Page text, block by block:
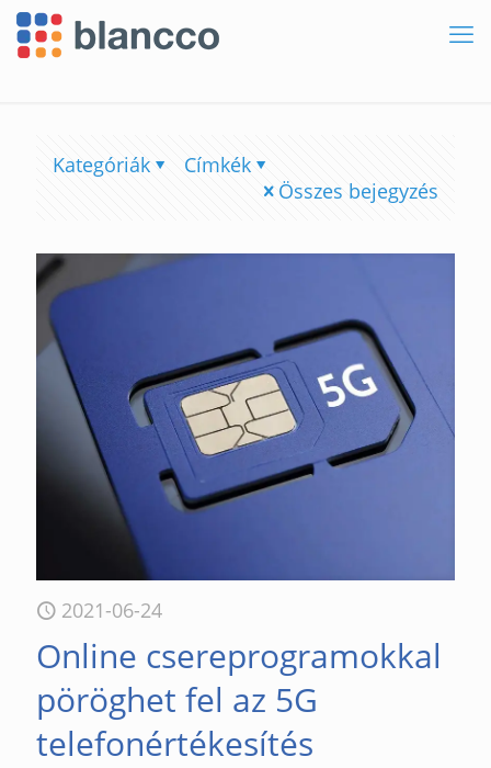
Kategóriák
Címkék
Összes bejegyzés
2021-06-24
Online csereprogramokkal
pöröghet fel az 5G
telefonértékesítés